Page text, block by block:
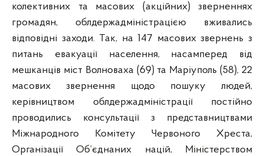
колективних та масових (акційних) зверненнях
громадян, облдержадміністрацією вживались
відповідні заходи. Так, на 147 масових звернень з
питань евакуації населення, насамперед від
мешканців міст Волноваха (69) та Маріуполь (58), 22
масових звернення щодо пошуку людей,
керівництвом облдержадміністрації постійно
проводились консультації з представництвами
Міжнародного Комітету Червоного Хреста,
Організації Об’єднаних націй, Міністерством